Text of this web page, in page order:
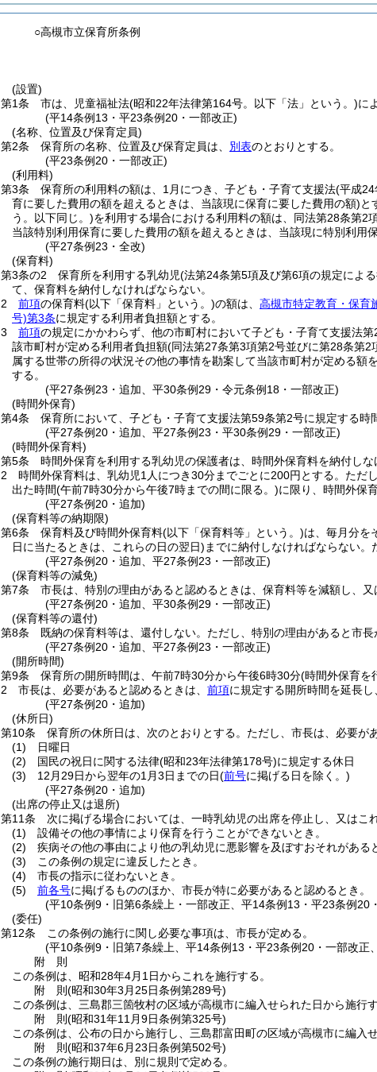
○高槻市立保育所条例
(設置)
第1条
市は、児童福祉法(昭和22年法律第164号。以下「法」という。)に
(平14条例13・平23条例20・一部改正)
(名称、位置及び保育定員)
第2条
保育所の名称、位置及び保育定員は、 別表のとおりとする。
(平23条例20・一部改正)
(利用料)
第3条
保育所の利用料の額は、1月につき、子ども・子育て支援法(平成24
育に要した費用の額を超えるときは、当該現に保育に要した費用の額)と
う。以下同じ。)を利用する場合における利用料の額は、同法第28条第
当該特別利用保育に要した費用の額を超えるときは、当該現に特別利用
(平27条例23・全改)
(保育料)
第3条の2
保育所を利用する乳幼児(法第24条第5項及び第6項の規定によ
て、保育料を納付しなければならない。
2
前項の保育料(以下「保育料」という。)の額は、 高槻市特定教育・保育
号)第3条に規定する利用者負担額とする。
3
前項の規定にかかわらず、他の市町村において子ども・子育て支援法
該市町村が定める利用者負担額(同法第27条第3項第2号並びに第28条第
属する世帯の所得の状況その他の事情を勘案して当該市町村が定める額
する。
(平27条例23・追加、平30条例29・令元条例18・一部改正)
(時間外保育)
第4条
保育所において、子ども・子育て支援法第59条第2号に規定する時
(平27条例20・追加、平27条例23・平30条例29・一部改正)
(時間外保育料)
第5条
時間外保育を利用する乳幼児の保護者は、時間外保育料を納付しな
2
時間外保育料は、乳幼児1人につき30分までごとに200円とする。 ただ
出た時間(午前7時30分から午後7時までの間に限る。)に限り、時間外保
(平27条例20・追加)
(保育料等の納期限)
第6条
保育料及び時間外保育料(以下「保育料等」という。)は、毎月分を
日に当たるときは、これらの日の翌日) までに納付しなければならない。
(平27条例20・追加、平27条例23・一部改正)
(保育料等の減免)
第7条
市長は、特別の理由があると認めるときは、保育料等を減額し、又
(平27条例20・追加、平30条例29・一部改正)
(保育料等の還付)
第8条
既納の保育料等は、還付しない。 ただし、特別の理由があると市
(平27条例20・追加、平27条例23・一部改正)
(開所時間)
第9条
保育所の開所時間は、午前7時30分から午後6時30分(時間外保育を
2
市長は、必要があると認めるときは、 前項に規定する開所時間を延長し
(平27条例20・追加)
(休所日)
第10条
保育所の休所日は、次のとおりとする。 ただし、市長は、必要が
(1)
日曜日
(2)
国民の祝日に関する法律(昭和23年法律第178号)に規定する休日
(3)
12月29日から翌年の1月3日までの日(前号に掲げる日を除く。)
(平27条例20・追加)
(出席の停止又は退所)
第11条
次に掲げる場合においては、一時乳幼児の出席を停止し、又はこ
(1)
設備その他の事情により保育を行うことができないとき。
(2)
疾病その他の事由により他の乳幼児に悪影響を及ぼすおそれがある
(3)
この条例の規定に違反したとき。
(4)
市長の指示に従わないとき。
(5)
前各号に掲げるもののほか、市長が特に必要があると認めるとき。
(平10条例9・旧第6条繰上・一部改正、平14条例13・平23条例
(委任)
第12条
この条例の施行に関し必要な事項は、市長が定める。
(平10条例9・旧第7条繰上、平14条例13・平23条例20・一部改正
附 則
この条例は、昭和28年4月1日からこれを施行する。
附 則(昭和30年3月25日条例第289号)
この条例は、三島郡三箇牧村の区域が高槻市に編入せられた日から施行す
附 則(昭和31年11月9日条例第325号)
この条例は、公布の日から施行し、三島郡富田町の区域が高槻市に編入
附 則(昭和37年6月23日条例第502号)
この条例の施行期日は、別に規則で定める。